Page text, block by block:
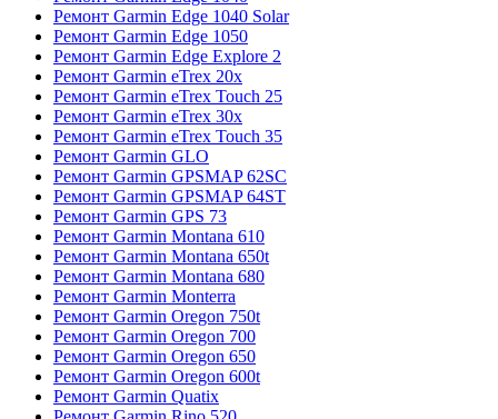
Ремонт Garmin Edge 1040 Solar
Ремонт Garmin Edge 1050
Ремонт Garmin Edge Explore 2
Ремонт Garmin eTrex 20x
Ремонт Garmin eTrex Touch 25
Ремонт Garmin eTrex 30x
Ремонт Garmin eTrex Touch 35
Ремонт Garmin GLO
Ремонт Garmin GPSMAP 62SC
Ремонт Garmin GPSMAP 64ST
Ремонт Garmin GPS 73
Ремонт Garmin Montana 610
Ремонт Garmin Montana 650t
Ремонт Garmin Montana 680
Ремонт Garmin Monterra
Ремонт Garmin Oregon 750t
Ремонт Garmin Oregon 700
Ремонт Garmin Oregon 650
Ремонт Garmin Oregon 600t
Ремонт Garmin Quatix